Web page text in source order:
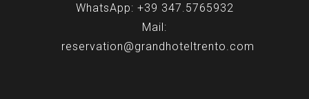
WhatsApp: +39 347.5765932
Mail:
reservation@grandhoteltrento.com